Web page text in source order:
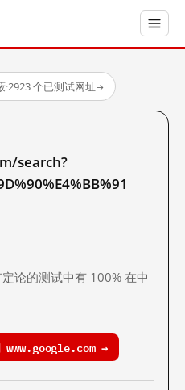
·2923 个已测试网址→
search?
论的测试中有 100% 在中
→